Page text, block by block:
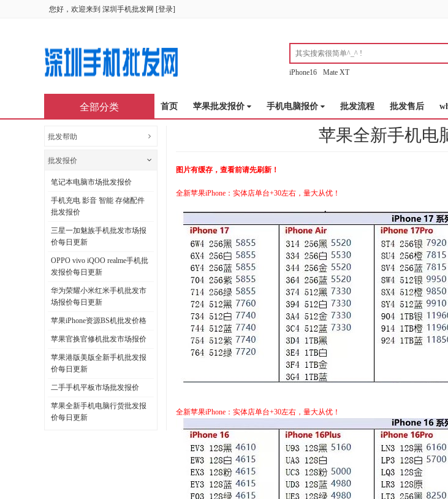
您好，欢迎来到 深圳手机批发网 [登录]
iPhone16 Mate XT
首页 苹果批发报价 手机电脑报价 批发流程 批发售后
全部分类
苹果全新手机电
图片有缓存，查看前请先刷新！
全新苹果iPhone：实体店单台+30左右，量大从优！
全新苹果iPhone：实体店单台+30左右，量大从优！
批发帮助
批发报价
笔记本电脑市场批发报价
手机充电 影音 智能 存储配件
批发报价
三星一加魅族手机批发市场报
价每日更新
OPPO vivo iQOO realme手机批
发报价每日更新
华为荣耀小米红米手机批发市
场报价每日更新
苹果iPhone资源BS机批发价格
苹果官换官修机批发市场报价
苹果港版美版全新手机批发报
价每日更新
二手手机平板市场批发报价
苹果全新手机电脑行货批发报
价每日更新